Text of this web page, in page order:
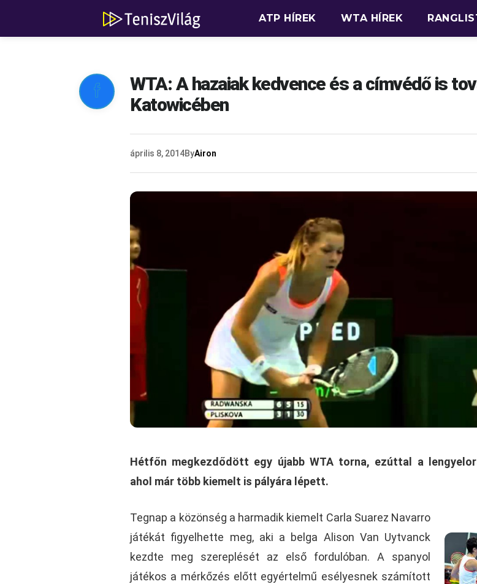
ATP HÍREK WTA HÍREK

WTA: A hazaiak kedvence és a címvédő is
Katowicében
április 8, 2014ByAiron
Hétfőn megkezdődött egy újabb WTA torna, ezúttal a
ahol már több kiemelt is pályára lépett.
Tegnap a közönség a harmadik kiemelt Carla Suarez Navarro
játékát figyelhette meg, aki a belga Alison Van Uytvanck
kezdte meg szereplését az első fordulóban. A spanyol
játékos a mérkőzés előtt egyértelmű esélyesnek számított